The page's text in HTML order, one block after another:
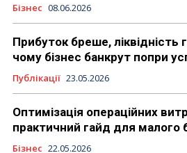
Бізнес 08.06.2026
Прибуток бреше, ліквідність
чому бізнес банкрут попри
Публікації 23.05.2026
Оптимізація операційних
практичний гайд для малого
Бізнес 22.05.2026